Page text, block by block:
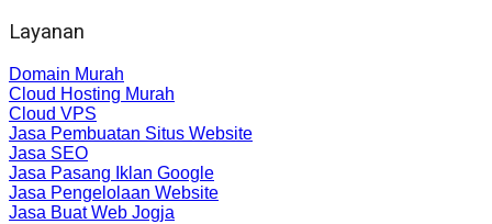
Layanan
Domain Murah
Cloud Hosting Murah
Cloud VPS
Jasa Pembuatan Situs Website
Jasa SEO
Jasa Pasang Iklan Google
Jasa Pengelolaan Website
Jasa Buat Web Jogja